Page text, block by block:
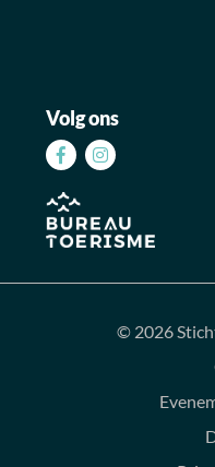
Volg ons
Volg
op
Facebook
Volg
Instagram
© 2026